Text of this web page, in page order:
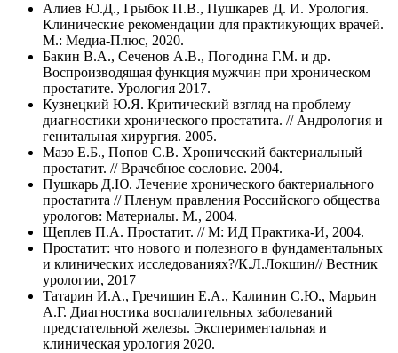
Алиев Ю.Д., Грыбок П.В., Пушкарев Д. И. Урология.
Клинические рекомендации для практикующих врачей.
М.: Медиа-Плюс, 2020.
Бакин В.А., Сеченов А.В., Погодина Г.М. и др.
Воспроизводящая функция мужчин при хроническом
простатите. Урология 2017.
Кузнецкий Ю.Я. Критический взгляд на проблему
диагностики хронического простатита. // Андрология и
генитальная хирургия. 2005.
Мазо Е.Б., Попов C.B. Хронический бактериальный
простатит. // Врачебное сословие. 2004.
Пушкарь Д.Ю. Лечение хронического бактериального
простатита // Пленум правления Российского общества
урологов: Материалы. М., 2004.
Щеплев П.А. Простатит. // М: ИД Практика-И, 2004.
Простатит: что нового и полезного в фундаментальных
и клинических исследованиях?/К.Л.Локшин// Вестник
урологии, 2017
Татарин И.А., Гречишин Е.А., Калинин С.Ю., Марьин
А.Г. Диагностика воспалительных заболеваний
предстательной железы. Экспериментальная и
клиническая урология 2020.